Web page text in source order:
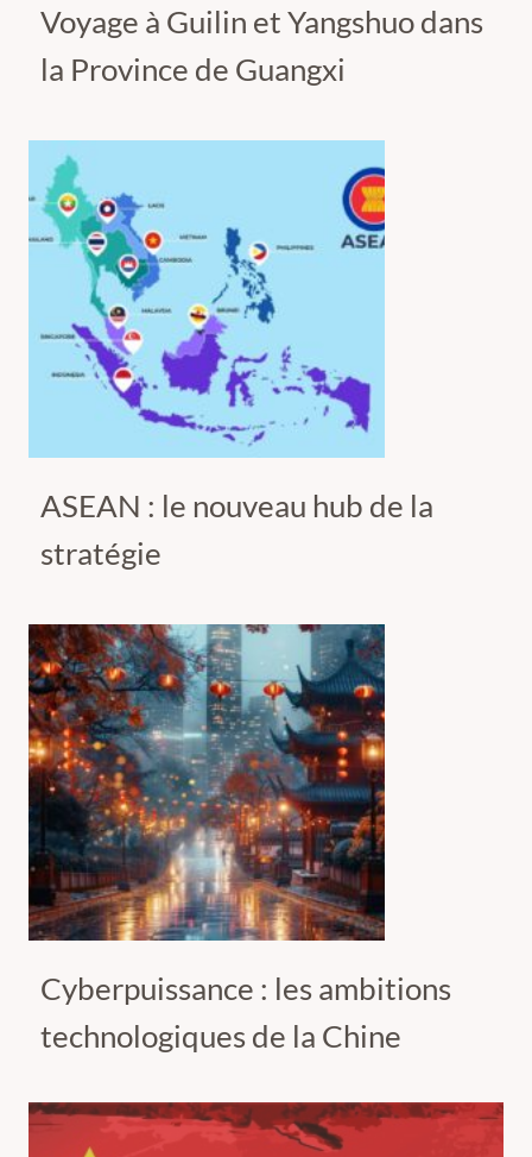
Voyage à Guilin et Yangshuo dans
la Province de Guangxi
ASEAN : le nouveau hub de la
stratégie
Cyberpuissance : les ambitions
technologiques de la Chine